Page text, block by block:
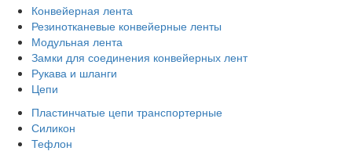
Конвейерная лента
Резинотканевые конвейерные ленты
Модульная лента
Замки для соединения конвейерных лент
Рукава и шланги
Цепи
Пластинчатые цепи транспортерные
Силикон
Тефлон